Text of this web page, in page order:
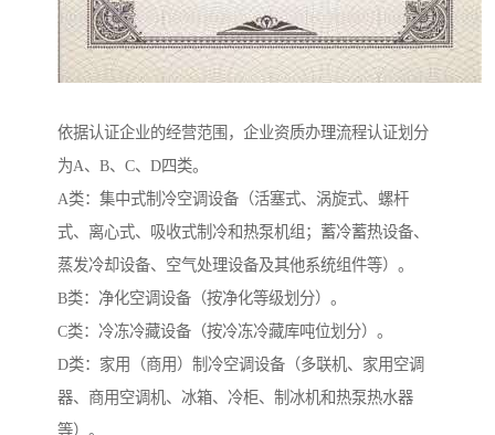
依据认证企业的经营范围，企业资质办理流程认证划分
为A、B、C、D四类。
A类：集中式制冷空调设备（活塞式、涡旋式、螺杆
式、离心式、吸收式制冷和热泵机组；蓄冷蓄热设备、
蒸发冷却设备、空气处理设备及其他系统组件等）。
B类：净化空调设备（按净化等级划分）。
C类：冷冻冷藏设备（按冷冻冷藏库吨位划分）。
D类：家用（商用）制冷空调设备（多联机、家用空调
器、商用空调机、冰箱、冷柜、制冰机和热泵热水器
等）。